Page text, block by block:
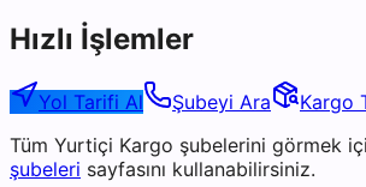
Hızlı İşlemler
Yol Tarifi Al Şubeyi Ara
Kargo
Tüm Yurtiçi Kargo şubelerini görmek
şubeleri sayfasını kullanabilirsiniz.